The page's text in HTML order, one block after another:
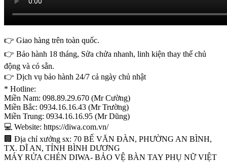
👉 Giao hàng trên toàn quốc.
👉 Bảo hành 18 tháng, Sửa chửa nhanh, linh kiện thay thế chủ
động và có sẵn.
👉 Dịch vụ bảo hành 24/7 cả ngày chủ nhật
* Hotline:
Miền Nam: 098.89.29.670 (Mr Cường)
Miền Bắc: 0934.16.16.43 (Mr Trường)
Miền Trung: 0934.16.16.95 (Mr Dũng)
💻 Website: https://diwa.com.vn/
🏢 Địa chỉ xưởng sx: 70 BẾ VĂN ĐÀN, PHƯỜNG AN BÌNH,
TX. DĨ AN, TỈNH BÌNH DƯƠNG
MÁY RỬA CHÉN DIWA- BẢO VỆ BÀN TAY PHỤ NỮ VIỆT